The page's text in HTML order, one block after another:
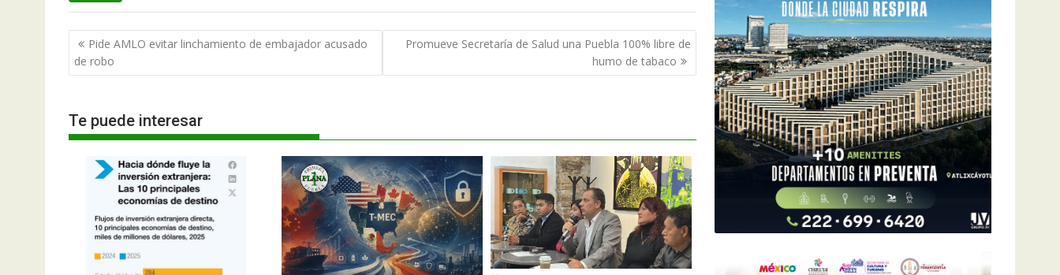
Navegación
de
entradas
Pide AMLO evitar linchamiento de embajador acusado
de robo
Promueve Secretaría de Salud una Puebla 100% libre de
humo de tabaco
Te puede interesar